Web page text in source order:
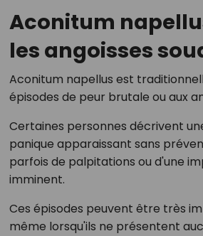
Aconitum
les angoisses
Aconitum napellus est
épisodes de peur brutale ou aux
Certaines personnes décrivent
panique apparaissant sans
parfois de palpitations ou d'une
imminent.
Ces épisodes peuvent être très
même lorsqu'ils ne présentent